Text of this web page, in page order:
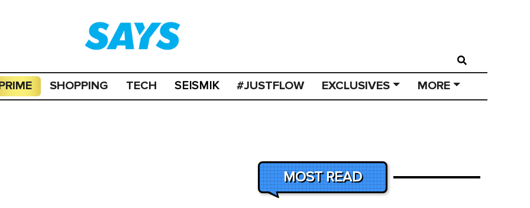
SHOPPING TECH SEISMIK #JUSTFLOW EXCLUSIVES MORE
MOST READ